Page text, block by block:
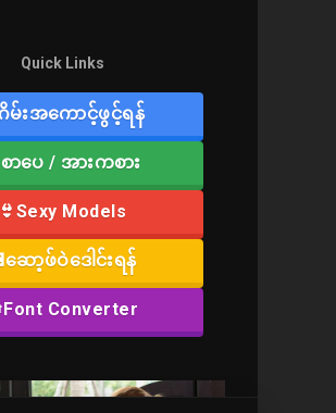
Quick Links
မ်းအကောင့်ဖွင့်ရန်
ာပေ / အားကစား
👙Sexy Models
ဆော့ဖ်ဝဲဒေါင်းရန်
Converter